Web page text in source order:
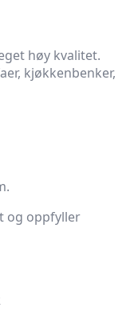
høy kvalitet.
kjøkkenbenker,
og oppfyller